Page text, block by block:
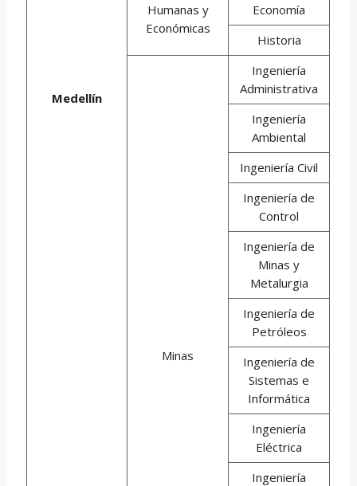
Medellín
Humanas y
Económicas
Economía
Historia
Minas
Ingeniería
Administrativa
Ingeniería
Ambiental
Ingeniería Civil
Ingeniería de
Control
Ingeniería de
Minas y
Metalurgia
Ingeniería de
Petróleos
Ingeniería de
Sistemas e
Informática
Ingeniería
Eléctrica
Ingeniería